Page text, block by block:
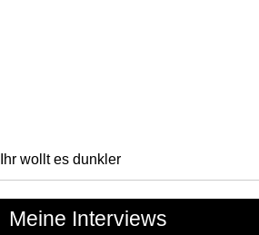
Ihr wollt es dunkler
Meine Interviews